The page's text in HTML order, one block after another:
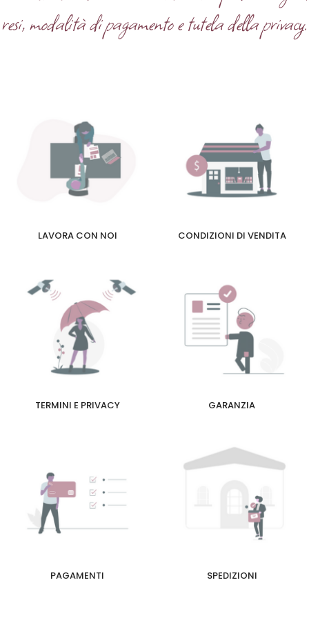
resi, modalità di pagamento e tutela della privacy.
LAVORA CON NOI CONDIZIONI DI VENDITA
TERMINI E PRIVACY GARANZIA
PAGAMENTI SPEDIZIONI